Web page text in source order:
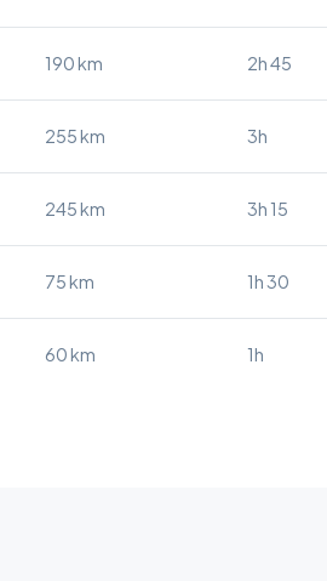
190 km 2h 45
255 km 3h
245 km 3h 15
75 km 1h 30
60 km 1h